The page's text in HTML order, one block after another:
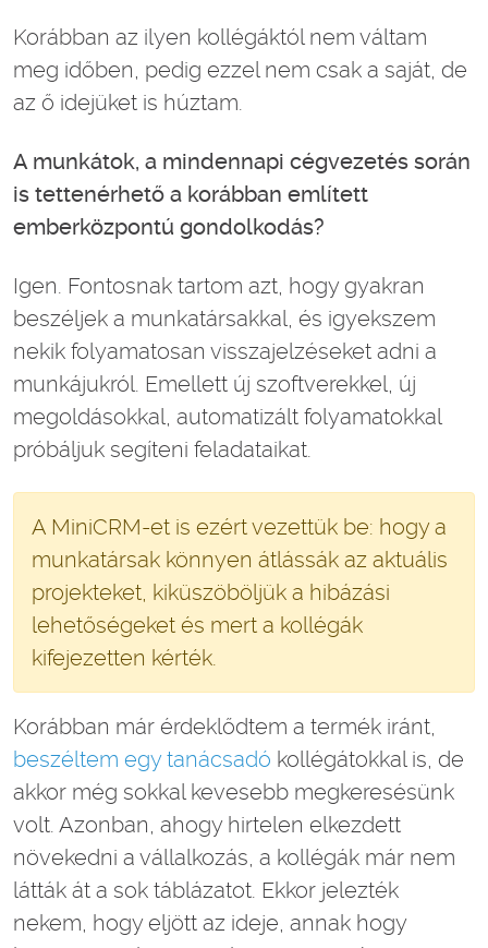
Korábban az ilyen kollégáktól nem váltam
meg időben, pedig ezzel nem csak a saját, de
az ő idejüket is húztam.
A munkátok, a mindennapi cégvezetés során
is tettenérhető a korábban említett
emberközpontú gondolkodás?
Igen. Fontosnak tartom azt, hogy gyakran
beszéljek a munkatársakkal, és igyekszem
nekik folyamatosan visszajelzéseket adni a
munkájukról. Emellett új szoftverekkel, új
megoldásokkal, automatizált folyamatokkal
próbáljuk segíteni feladataikat.
A MiniCRM-et is ezért vezettük be: hogy a
munkatársak könnyen átlássák az aktuális
projekteket, kiküszöböljük a hibázási
lehetőségeket és mert a kollégák
kifejezetten kérték.
Korábban már érdeklődtem a termék iránt,
beszéltem egy tanácsadó kollégátokkal is, de
akkor még sokkal kevesebb megkeresésünk
volt. Azonban, ahogy hirtelen elkezdett
növekedni a vállalkozás, a kollégák már nem
látták át a sok táblázatot. Ekkor jelezték
nekem, hogy eljött az ideje, annak hogy